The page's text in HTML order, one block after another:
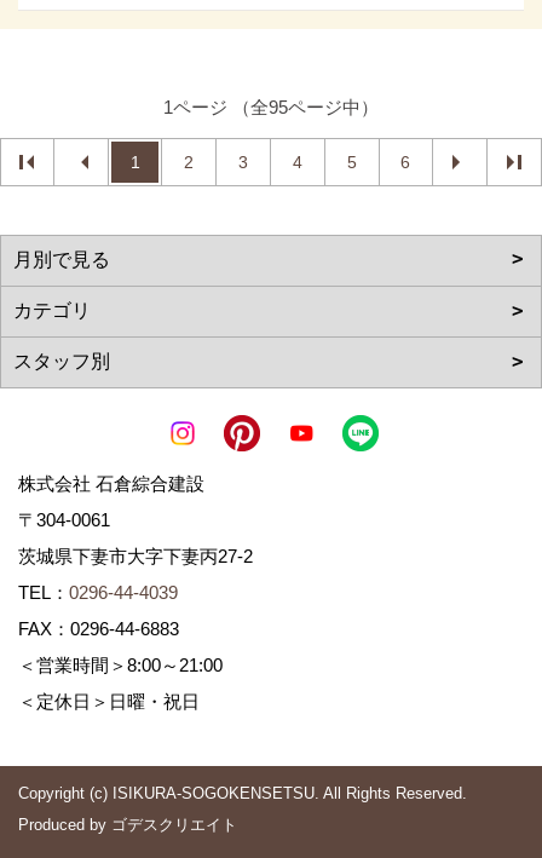
1ページ （全95ページ中）
1 2 3 4 5 6
株式会社 石倉綜合建設
〒304-0061
茨城県下妻市大字下妻丙27-2
TEL： 0296-44-4039
FAX：0296-44-6883
＜営業時間＞8:00～21:00
＜定休日＞日曜・祝日
Copyright (c) ISIKURA-SOGOKENSETSU. All Rights Reserved.
Produced by ゴデスクリエイト